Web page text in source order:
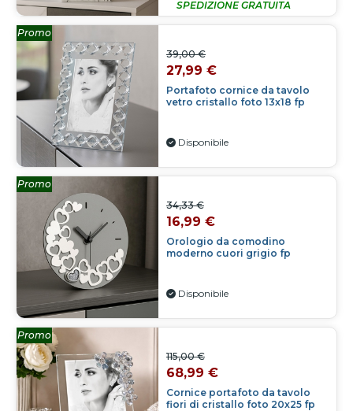
SPEDIZIONE GRATUITA
Portafoto cornice da tavolo
vetro cristallo foto 13x18 fp
39,00 €
27,99 €
Disponibile
Promo
Orologio da comodino
moderno cuori grigio fp
34,33 €
16,99 €
Disponibile
Promo
Cornice portafoto da tavolo
fiori di cristallo foto 20x25 fp
115,00 €
68,99 €
Promo